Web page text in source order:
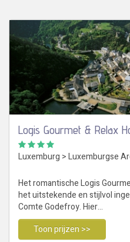
Logis Gourmet & Relax
Luxemburg >Luxemburgse
Het romantische Logis
het uitstekende en stijlvol
Comte Godefroy. Hier…
Toon prijzen >>